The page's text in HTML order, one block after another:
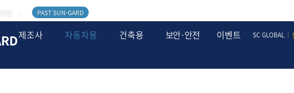
PAST SUN-GARD
제조사 자동차용 건축용 보안·안전 이벤트 SC GLOBAL |